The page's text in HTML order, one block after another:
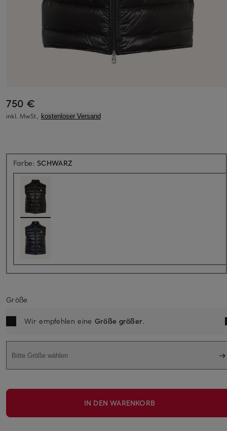
750 €
inkl. MwSt., kostenloser Versand
Farbe: SCHWARZ
Größe
Wir empfehlen eine Größe größer.
Bitte Größe wählen
IN DEN WARENKORB